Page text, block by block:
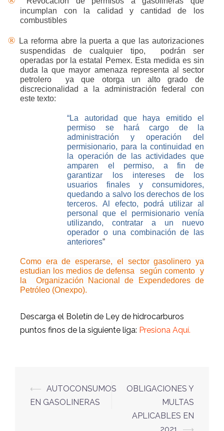
incumplan con la calidad y cantidad de los
combustibles
®
La reforma abre la puerta a que las autorizaciones
suspendidas de cualquier tipo,
podrán ser
operadas por la estatal Pemex. Esta medida es sin
duda la que mayor amenaza representa al sector
petrolero
ya que otorga un alto grado de
discrecionalidad a la administración federal con
este texto:
“La autoridad que haya emitido el
permiso se hará cargo de la
administración y operación del
permisionario, para la continuidad en
la operación de las actividades que
amparen el permiso, a fin de
garantizar los intereses de los
usuarios finales y consumidores,
quedando a salvo los derechos de los
terceros. Al efecto, podrá utilizar al
personal que el permisionario venía
utilizando, contratar a un nuevo
operador o una combinación de las
anteriores”
Como era de esperarse, el sector gasolinero ya
estudian los medios de defensa
según comento
y
la
Organización Nacional de Expendedores de
Petróleo (Onexpo).
Descarga el Boletín de Ley de hidrocarburos
puntos finos de la siguiente liga: Presiona Aquí.
⟵ AUTOCONSUMOS
EN GASOLINERAS
OBLIGACIONES Y
MULTAS
APLICABLES EN